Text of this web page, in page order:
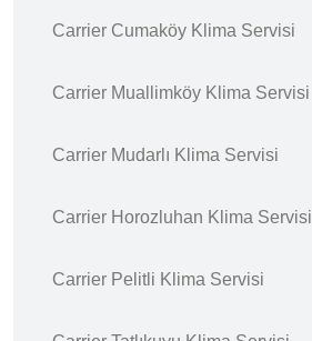
Carrier Cumaköy Klima Servisi
Carrier Muallimköy Klima Servisi
Carrier Mudarlı Klima Servisi
Carrier Horozluhan Klima Servisi
Carrier Pelitli Klima Servisi